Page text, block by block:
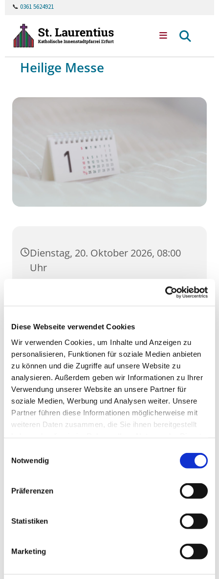
Diese Webseite verwendet Cookies
Wir verwenden Cookies, um Inhalte und Anzeigen zu
personalisieren, Funktionen für soziale Medien anbieten
zu können und die Zugriffe auf unsere Website zu
analysieren. Außerdem geben wir Informationen zu Ihrer
Verwendung unserer Website an unsere Partner für
soziale Medien, Werbung und Analysen weiter. Unsere
Partner führen diese Informationen möglicherweise mit
weiteren Daten zusammen, die Sie ihnen bereitgestellt
Notwendig
Präferenzen
Statistiken
Marketing
📞 0361 5624921
Heilige Messe
Dienstag, 20. Oktober 2026, 08:00
Uhr
St. Lorenz, Pilse 30, 99084 Erfurt